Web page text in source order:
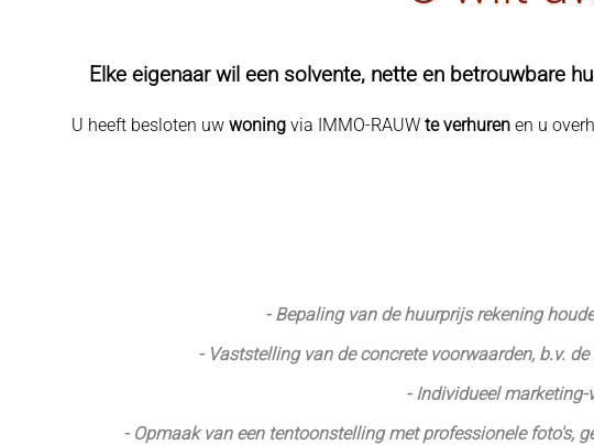
Elke eigenaar wil een solvente, nette en betrouwbare
U heeft besloten uw woningvia IMMO-RAUW te verhurenen u
- Bepaling van de huurprijs rekening
- Vaststelling van de concrete voorwaarden, b.v.
- Individueel
- Opmaak van een tentoonstelling met professionele foto's,